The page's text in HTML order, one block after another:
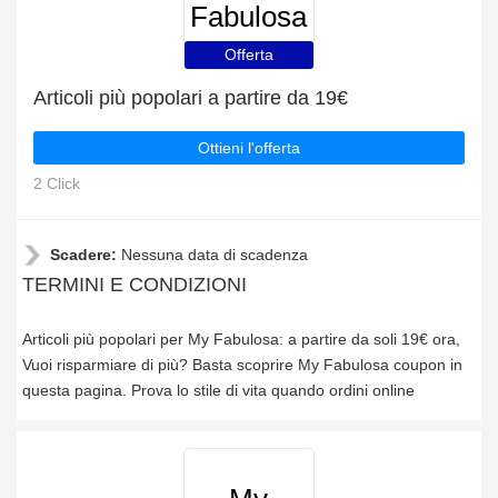
Fabulosa
Offerta
Articoli più popolari a partire da 19€
Ottieni l'offerta
2 Click
Scadere: Nessuna data di scadenza
TERMINI E CONDIZIONI
Articoli più popolari per My Fabulosa: a partire da soli 19€ ora,
Vuoi risparmiare di più? Basta scoprire My Fabulosa coupon in
questa pagina. Prova lo stile di vita quando ordini online